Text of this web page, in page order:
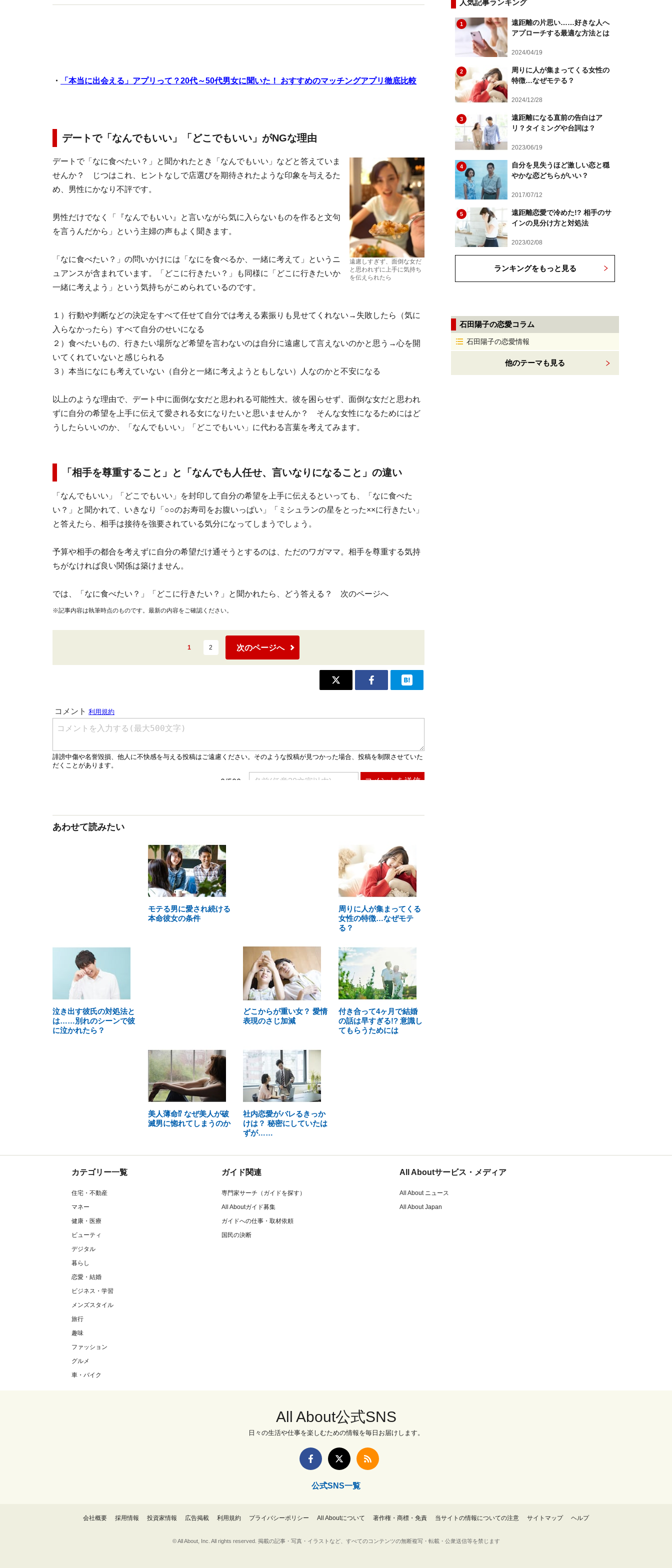
・ 「本当に出会える」アプリって？20代～50代男女に聞いた！ おすすめのマッチングアプリ徹底比較
デートで「なんでもいい」「どこでもいい」がNGな理由
遠慮しすぎず、面倒な女だ
と思われずに上手に気持ち
を伝えられたら
デートで「なに食べたい？」と聞かれたとき「なんでもいい」などと答えていま
せんか？ じつはこれ、ヒントなしで店選びを期待されたような印象を与えるた
め、男性にかなり不評です。
男性だけでなく「『なんでもいい』と言いながら気に入らないものを作ると文句
を言うんだから」という主婦の声もよく聞きます。
「なに食べたい？」の問いかけには「なにを食べるか、一緒に考えて」というニ
ュアンスが含まれています。「どこに行きたい？」も同様に「どこに行きたいか
一緒に考えよう」という気持ちがこめられているのです。
１）行動や判断などの決定をすべて任せて自分では考える素振りも見せてくれない→失敗したら（気に
入らなかったら）すべて自分のせいになる
２）食べたいもの、行きたい場所など希望を言わないのは自分に遠慮して言えないのかと思う→心を開
いてくれていないと感じられる
３）本当になにも考えていない（自分と一緒に考えようともしない）人なのかと不安になる
以上のような理由で、デート中に面倒な女だと思われる可能性大。彼を困らせず、面倒な女だと思われ
ずに自分の希望を上手に伝えて愛される女になりたいと思いませんか？ そんな女性になるためにはど
うしたらいいのか、「なんでもいい」「どこでもいい」に代わる言葉を考えてみます。
「相手を尊重すること」と「なんでも人任せ、言いなりになること」の違い
「なんでもいい」「どこでもいい」を封印して自分の希望を上手に伝えるといっても、「なに食べた
い？」と聞かれて、いきなり「○○のお寿司をお腹いっぱい」「ミシュランの星をとった××に行きたい」
と答えたら、相手は接待を強要されている気分になってしまうでしょう。
予算や相手の都合を考えずに自分の希望だけ通そうとするのは、ただのワガママ。相手を尊重する気持
ちがなければ良い関係は築けません。
では、「なに食べたい？」「どこに行きたい？」と聞かれたら、どう答える？ 次のページへ
※記事内容は執筆時点のものです。最新の内容をご確認ください。
1 2 次のページへ
あわせて読みたい
モテる男に愛され続ける
本命彼女の条件
周りに人が集まってくる
女性の特徴…なぜモテ
る？
泣き出す彼氏の対処法と
は……別れのシーンで彼
に泣かれたら？
どこからが重い女？ 愛情
表現のさじ加減
付き合って4ヶ月で結婚
の話は早すぎる!? 意識し
てもらうためには
美人薄命⁉ なぜ美人が破
滅男に惚れてしまうのか
社内恋愛がバレるきっか
けは？ 秘密にしていたは
ずが……
人気記事ランキング
1
遠距離の片思い……好きな人へ
アプローチする最適な方法とは
2024/04/19
2
周りに人が集まってくる女性の
特徴…なぜモテる？
2024/12/28
3
遠距離になる直前の告白はア
リ？タイミングや台詞は？
2023/06/19
4
自分を見失うほど激しい恋と穏
やかな恋どちらがいい？
2017/07/12
5
遠距離恋愛で冷めた!? 相手のサ
インの見分け方と対処法
2023/02/08
ランキングをもっと見る
石田陽子の恋愛コラム
石田陽子の恋愛情報
他のテーマも見る
カテゴリー一覧
住宅・不動産
マネー
健康・医療
ビューティ
デジタル
暮らし
恋愛・結婚
ビジネス・学習
メンズスタイル
旅行
趣味
ファッション
グルメ
車・バイク
ガイド関連
専門家サーチ（ガイドを探す）
All Aboutガイド募集
ガイドへの仕事・取材依頼
国民の決断
All Aboutサービス・メディア
All About ニュース
All About Japan
All About公式SNS
日々の生活や仕事を楽しむための情報を毎日お届けします。
公式SNS一覧
会社概要 採用情報 投資家情報 広告掲載 利用規約 プライバシーポリシー All Aboutについて 著作権・商標・免責 当サイトの情報についての注意 サイトマップ ヘルプ
© All About, Inc. All rights reserved. 掲載の記事・写真・イラストなど、すべてのコンテンツの無断複写・転載・公衆送信等を禁じます